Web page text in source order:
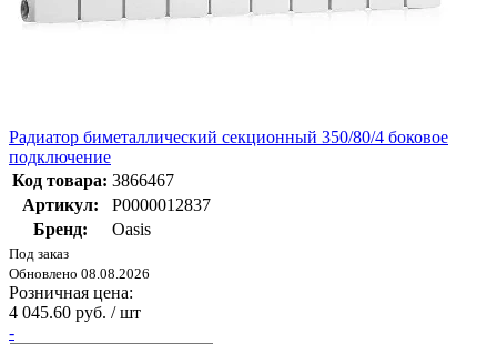
Радиатор биметаллический секционный 350/80/4 боковое
подключение
Код товара: 3866467
Артикул:
Р0000012837
Бренд:
Oasis
Под заказ
Обновлено 08.08.2026
Розничная цена:
4 045.60 руб. / шт
-